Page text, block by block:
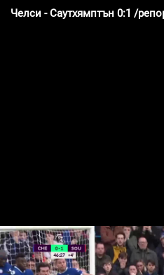
Челси - Саутхямптън 0:1 /